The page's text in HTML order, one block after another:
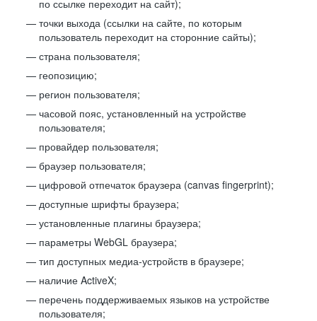
по ссылке переходит на сайт);
точки выхода (ссылки на сайте, по которым
пользователь переходит на сторонние сайты);
страна пользователя;
геопозицию;
регион пользователя;
часовой пояс, установленный на устройстве
пользователя;
провайдер пользователя;
браузер пользователя;
цифровой отпечаток браузера (canvas fingerprint);
доступные шрифты браузера;
установленные плагины браузера;
параметры WebGL браузера;
тип доступных медиа-устройств в браузере;
наличие ActiveX;
перечень поддерживаемых языков на устройстве
пользователя;